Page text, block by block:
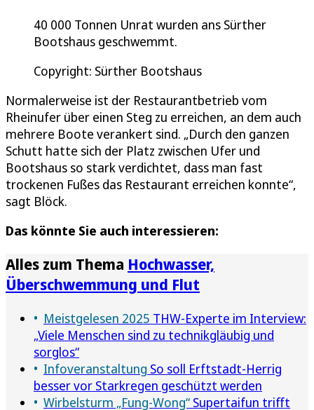
40 000 Tonnen Unrat wurden ans Sürther
Bootshaus geschwemmt.
Copyright: Sürther Bootshaus
Normalerweise ist der Restaurantbetrieb vom
Rheinufer über einen Steg zu erreichen, an dem auch
mehrere Boote verankert sind. „Durch den ganzen
Schutt hatte sich der Platz zwischen Ufer und
Bootshaus so stark verdichtet, dass man fast
trockenen Fußes das Restaurant erreichen konnte“,
sagt Blöck.
Das könnte Sie auch interessieren:
Alles zum Thema Hochwasser,
Überschwemmung und Flut
Meistgelesen 2025 THW-Experte im Interview:
„Viele Menschen sind zu technikgläubig und
sorglos“
Infoveranstaltung So soll Erftstadt-Herrig
besser vor Starkregen geschützt werden
Wirbelsturm „Fung-Wong“ Supertaifun trifft